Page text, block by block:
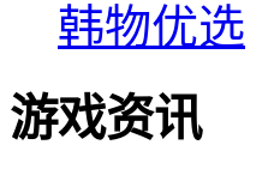
韩物优选
游戏资讯